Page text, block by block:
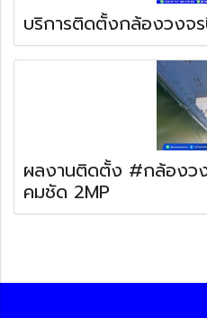
บริการติดตั้งกล้องวงจ
ผลงานติดตั้ง #กล้องว
คมชัด 2MP